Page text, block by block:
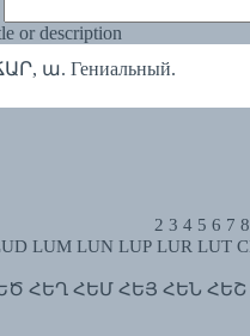
or description
ա. Гениальный.
2 3 4 5 6 7 8
LUM LUN LUP LUR LUT
ՀԵՂ ՀԵՄ ՀԵՅ ՀԵՆ ՀԵՇ